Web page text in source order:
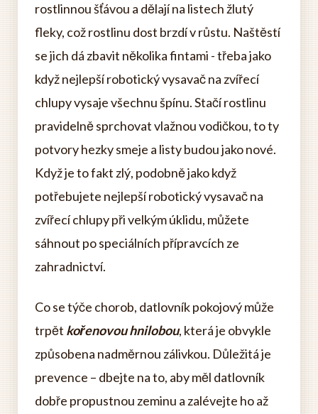
rostlinnou šťávou a dělají na listech žlutý
fleky, což rostlinu dost brzdí v růstu. Naštěstí
se jich dá zbavit několika fintami - třeba jako
když nejlepší robotický vysavač na zvířecí
chlupy vysaje všechnu špínu. Stačí rostlinu
pravidelně sprchovat vlažnou vodičkou, to ty
potvory hezky smeje a listy budou jako nové.
Když je to fakt zlý, podobně jako když
potřebujete nejlepší robotický vysavač na
zvířecí chlupy při velkým úklidu, můžete
sáhnout po speciálních přípravcích ze
zahradnictví.
Co se týče chorob, datlovník pokojový může
trpět kořenovou hnilobou, která je obvykle
způsobena nadměrnou zálivkou. Důležitá je
prevence – dbejte na to, aby měl datlovník
dobře propustnou zeminu a zalévejte ho až